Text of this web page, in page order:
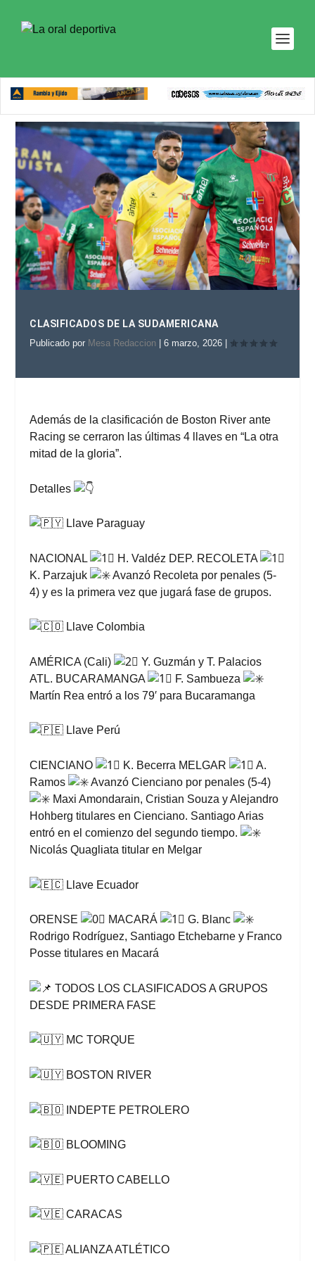
CLASIFICADOS DE LA SUDAMERICANA
Publicado por Mesa Redaccion |6 marzo, 2026
Además de la clasificación de Boston River ante
Racing se cerraron las últimas 4 llaves en “La otra
mitad de la gloria”.
Detalles
Llave Paraguay
NACIONAL
H. Valdéz DEP. RECOLETA
K. Parzajuk
Avanzó Recoleta por penales (5-
4) y es la primera vez que jugará fase de grupos.
Llave Colombia
AMÉRICA (Cali)
Y. Guzmán y T. Palacios
ATL. BUCARAMANGA
F. Sambueza
Martín Rea entró a los 79′ para Bucaramanga
Llave Perú
CIENCIANO K. Becerra MELGAR
A.
Ramos
Avanzó Cienciano por penales (5-4)
Maxi Amondarain, Cristian Souza y Alejandro
Hohberg titulares en Cienciano. Santiago Arias
entró en el comienzo del segundo tiempo.
Nicolás Quagliata titular en Melgar
Llave Ecuador
ORENSE MACARÁ
G. Blanc
Rodrigo Rodríguez, Santiago Etchebarne y Franco
Posse titulares en Macará
TODOS LOS CLASIFICADOS A GRUPOS
DESDE PRIMERA FASE
MC TORQUE
BOSTON RIVER
INDEPTE PETROLERO
BLOOMING
PUERTO CABELLO
CARACAS
ALIANZA ATLÉTICO